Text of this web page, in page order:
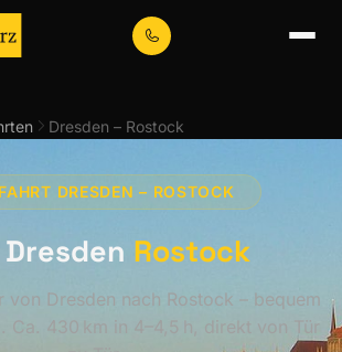
Dresden – Rostock
DRESDEN – ROSTOCK
Rostock
von Dresden nach Rostock – bequem
Ca. 430 km in 4–4,5 h, direkt von Tür